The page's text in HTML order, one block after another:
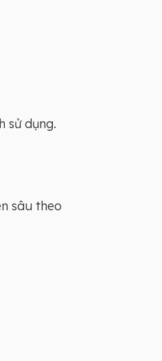
sử dụng.
sâu theo